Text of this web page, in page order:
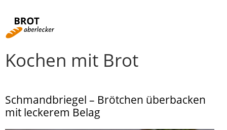
Rezepte von A-Z
Rund ums Brot
Kochen mit Brot
Schmandbriegel – Brötchen überbacken
mit leckerem Belag